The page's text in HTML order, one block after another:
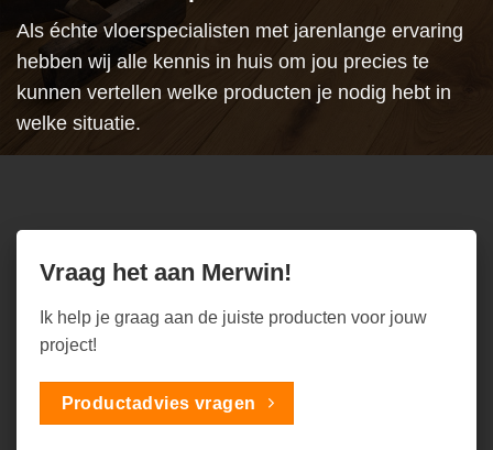
Als échte vloerspecialisten met jarenlange ervaring
hebben wij alle kennis in huis om jou precies te
kunnen vertellen welke producten je nodig hebt in
welke situatie.
Vraag het aan Merwin!
Ik help je graag aan de juiste producten voor jouw
project!
Productadvies vragen